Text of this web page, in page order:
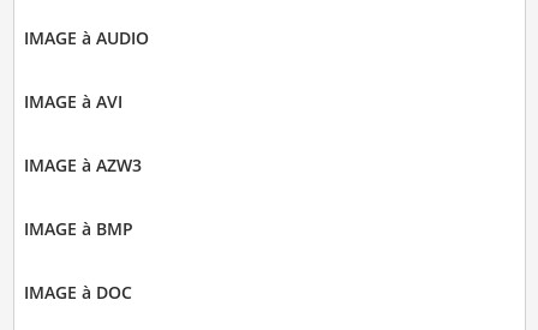
IMAGE à AUDIO
IMAGE à AVI
IMAGE à AZW3
IMAGE à BMP
IMAGE à DOC